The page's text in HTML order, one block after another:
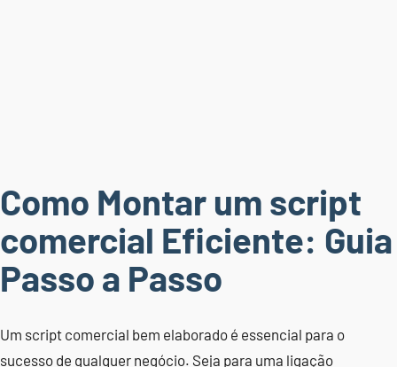
Como Montar um script
comercial Eficiente: Guia
Passo a Passo
Um script comercial bem elaborado é essencial para o
sucesso de qualquer negócio. Seja para uma ligação